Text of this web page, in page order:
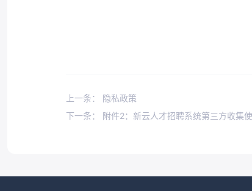
上一条： 隐私政策
下一条： 附件2：新云人才招聘系统第三方收集